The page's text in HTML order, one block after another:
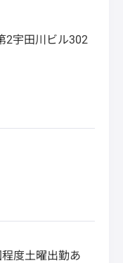
宇田川ビル302
度土曜出勤あ